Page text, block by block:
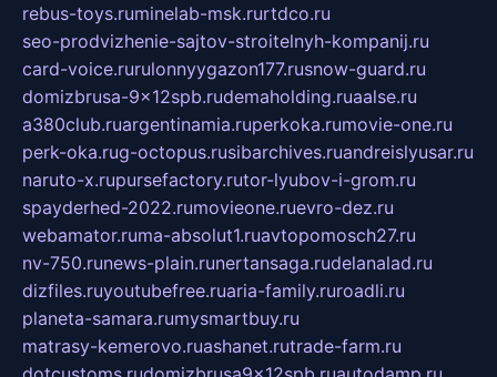
rebus-toys.ruminelab-msk.rurtdco.ru
seo-prodvizhenie-sajtov-stroitelnyh-kompanij.ru
card-voice.rurulonnyygazon177.rusnow-guard.ru
domizbrusa-9x12spb.rudemaholding.ruaalse.ru
a380club.ruargentinamia.ruperkoka.rumovie-one.ru
perk-oka.rug-octopus.rusibarchives.ruandreislyusar.ru
naruto-x.rupursefactory.rutor-lyubov-i-grom.ru
spayderhed-2022.rumovieone.ruevro-dez.ru
webamator.ruma-absolut1.ruavtopomosch27.ru
nv-750.runews-plain.runertansaga.rudelanalad.ru
dizfiles.ruyoutubefree.ruaria-family.ruroadli.ru
planeta-samara.rumysmartbuy.ru
matrasy-kemerovo.ruashanet.rutrade-farm.ru